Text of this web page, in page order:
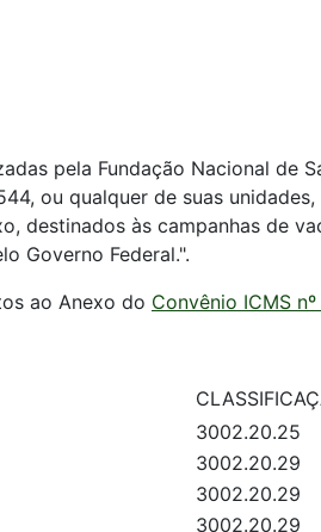
pela Fundação Nacional de
ou qualquer de suas
destinados às campanhas de
Governo Federal.".
ao Anexo do Convênio ICMS
3002.20.25
3002.20.29
3002.20.29
3002.20.29